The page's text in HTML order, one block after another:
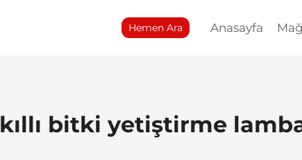
Hemen Ara Anasayfa
bitki yetiştirme